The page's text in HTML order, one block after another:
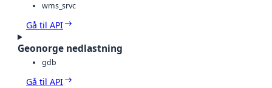
wms_srvc
Gå til API
Geonorge nedlastning
gdb
Gå til API